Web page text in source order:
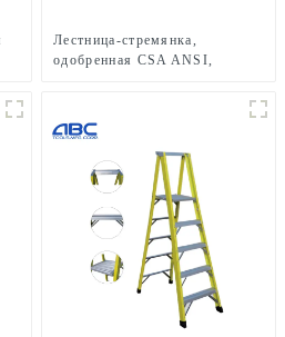
Лестница-стремянка,
одобренная CSA ANSI,
стекловолокна